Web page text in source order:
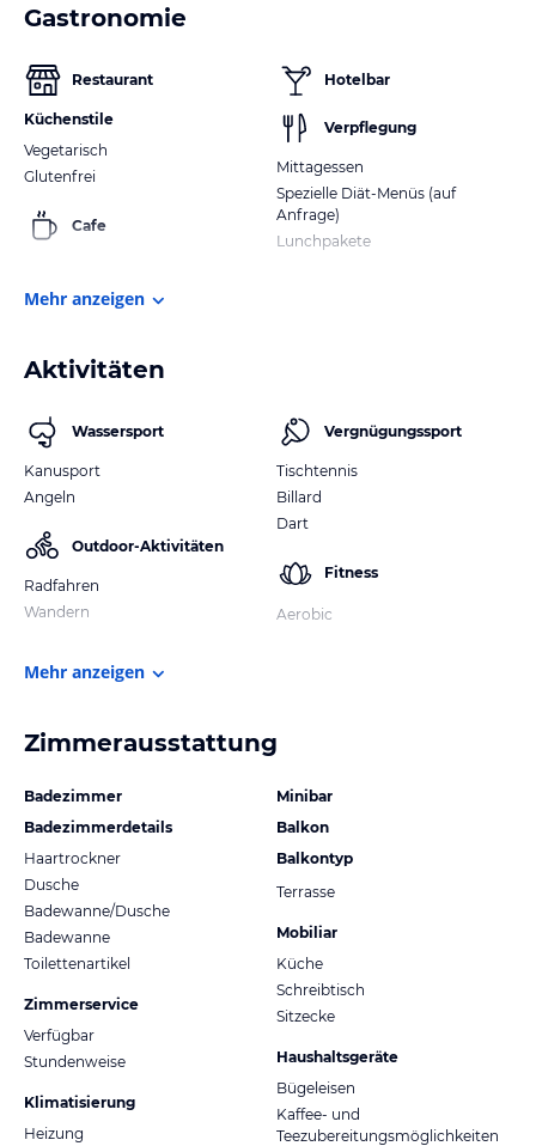
Gastronomie
Restaurant
Küchenstile
Vegetarisch
Glutenfrei
Cafe
Hotelbar
Verpflegung
Mittagessen
Spezielle Diät-Menüs (auf
Anfrage)
Lunchpakete
Mehr anzeigen
Aktivitäten
Wassersport
Kanusport
Angeln
Outdoor-Aktivitäten
Radfahren
Wandern
Vergnügungssport
Tischtennis
Billard
Dart
Fitness
Aerobic
Mehr anzeigen
Zimmerausstattung
Badezimmer
Badezimmerdetails
Haartrockner
Dusche
Badewanne/Dusche
Badewanne
Toilettenartikel
Zimmerservice
Verfügbar
Stundenweise
Klimatisierung
Heizung
Minibar
Balkon
Balkontyp
Terrasse
Mobiliar
Küche
Schreibtisch
Sitzecke
Haushaltsgeräte
Bügeleisen
Kaffee- und
Teezubereitungsmöglichkeiten